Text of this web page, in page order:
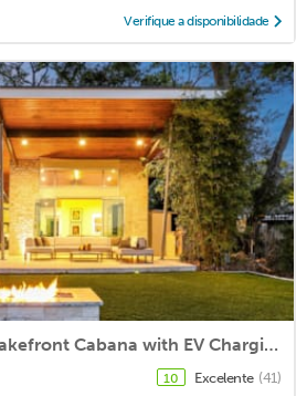
Verifique a disponibilidade
Hip RetroModern Lakefront Cabana with EV Charging Station
10 Excelente (41)